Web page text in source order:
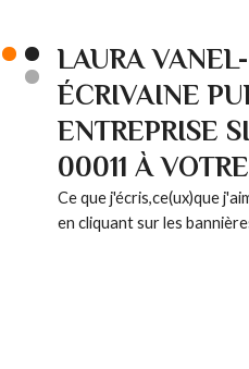
LAURA
ÉCRIVAINE
ENTREPRISE
00011 À
Ce que j'écris,ce(ux)que
en cliquant sur les